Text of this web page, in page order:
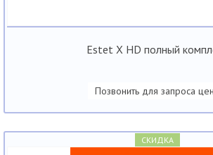
Estet X HD полный
Позвонить для запроса
СКИДКА